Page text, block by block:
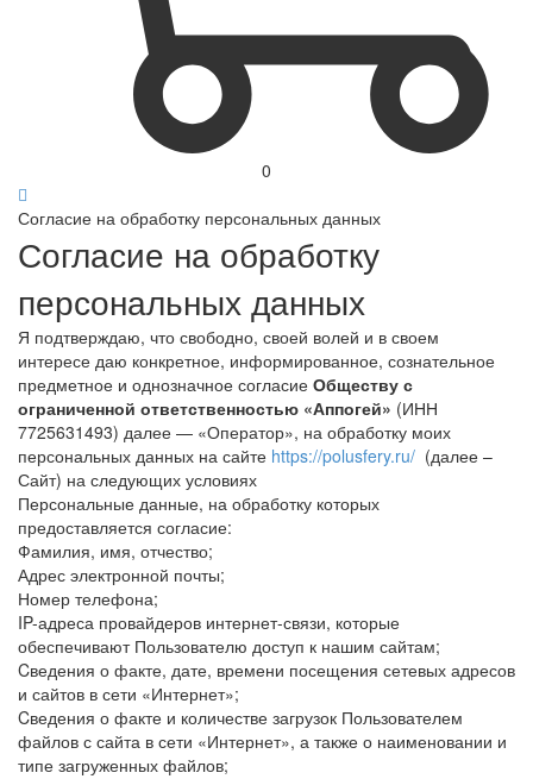
0
Согласие на обработку персональных данных
Согласие на обработку
персональных данных
Я подтверждаю, что свободно, своей волей и в своем
интересе даю конкретное, информированное, сознательное
предметное и однозначное согласие Обществу с
ограниченной ответственностью «Аппогей» (ИНН
7725631493) далее — «Оператор», на обработку моих
персональных данных на сайте https://polusfery.ru/ (далее –
Сайт) на следующих условиях
Персональные данные, на обработку которых
предоставляется согласие:
Фамилия, имя, отчество;
Адрес электронной почты;
Номер телефона;
IP-адреса провайдеров интернет-связи, которые
обеспечивают Пользователю доступ к нашим сайтам;
Cведения о факте, дате, времени посещения сетевых адресов
и сайтов в сети «Интернет»;
Cведения о факте и количестве загрузок Пользователем
файлов с сайта в сети «Интернет», а также о наименовании и
типе загруженных файлов;